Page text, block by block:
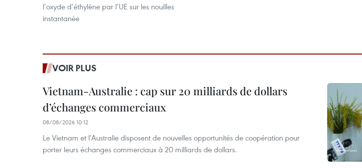
l’oxyde d’éthylène par l’UE sur les nouilles
instantanée
VOIR PLUS
Vietnam-Australie : cap sur 20 milliards de dollars
d’échanges commerciaux
08/08/2026 10:12
Le Vietnam et l’Australie disposent de nouvelles opportunités de coopération pour
porter leurs échanges commerciaux à 20 milliards de dollars.